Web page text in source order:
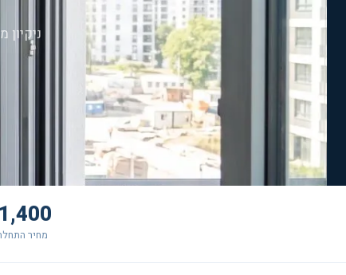
1,400 ₪+
מחיר